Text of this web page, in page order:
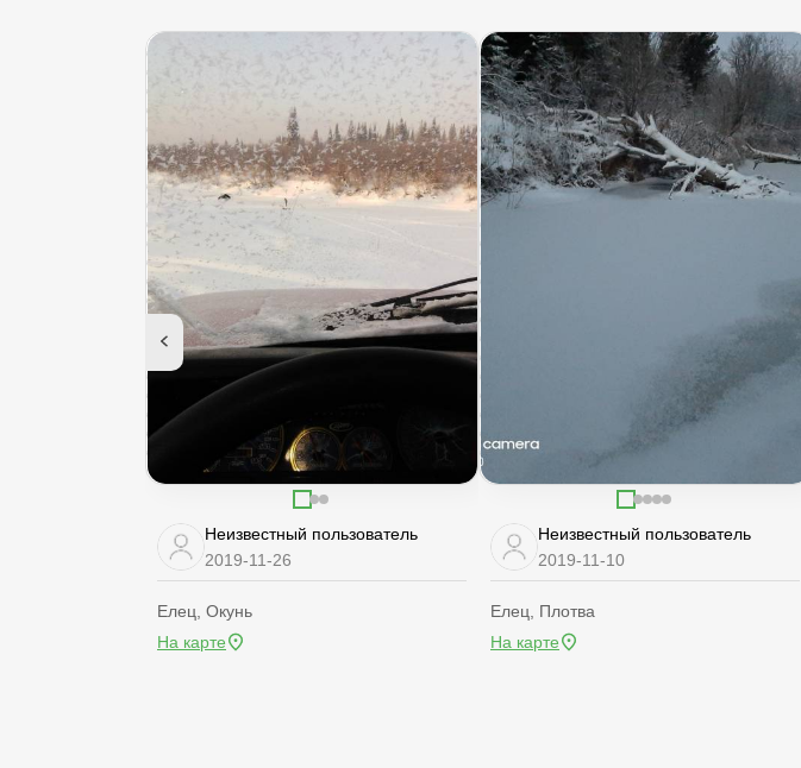
Неизвестный пользователь
2019-11-26
Елец, Окунь
На карте
Неизвестный пользователь
2019-11-10
Елец, Плотва
На карте